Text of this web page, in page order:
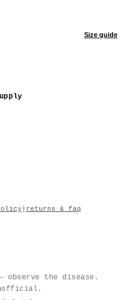
Size guide
returns & faq
the disease.